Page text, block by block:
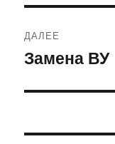
ДАЛЕЕ
Следующая
Замена ВУ